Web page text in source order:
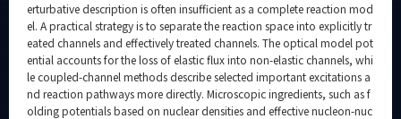
erturbative description is often insufficient as a complete reaction mod
el. A practical strategy is to separate the reaction space into explicitly tr
eated channels and effectively treated channels. The optical model pot
ential accounts for the loss of elastic flux into non-elastic channels, whi
le coupled-channel methods describe selected important excitations a
nd reaction pathways more directly. Microscopic ingredients, such as f
olding potentials based on nuclear densities and effective nucleon-nuc